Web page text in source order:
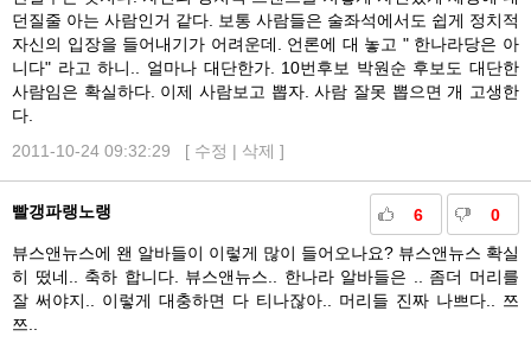
던질줄 아는 사람인거 같다. 보통 사람들은 술좌석에서도 쉽게 정치적
자신의 입장을 들어내기가 어려운데. 언론에 대 놓고 " 한나라당은 아
니다" 라고 하니.. 얼마나 대단한가. 10번후보 박원순 후보도 대단한
사람임은 확실하다. 이제 사람보고 뽑자. 사람 잘못 뽑으면 개 고생한
다.
2011-10-24 09:32:29 [ 수정 | 삭제 ]
6 0
빨갱파랭노랭
뷰스앤뉴스에 왠 알바들이 이렇게 많이 들어오나요? 뷰스앤뉴스 확실
히 떴네.. 축하 합니다. 뷰스앤뉴스.. 한나라 알바들은 .. 좀더 머리를
잘 써야지.. 이렇게 대충하면 다 티나잖아.. 머리들 진짜 나쁘다.. 쯔
쯔..